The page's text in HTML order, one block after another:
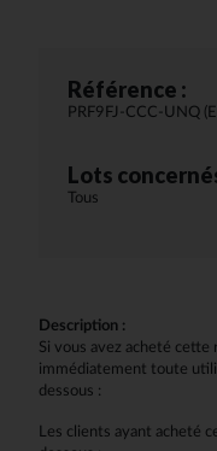
Référence :
PRF9FJ-CCC-UNQ
Lots
Tous
Description :
Si vous avez acheté
immédiatement toute
dessous :
Les clients ayant acheté